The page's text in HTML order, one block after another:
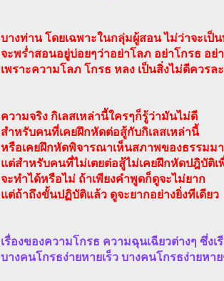
บางท่าน โดยเฉพาะในกลุ่มผู้สอน ไม่ว่าจะเป็
จะพร่ำสอนอยู่บ่อยๆว่าอย่าโลภ อย่าโกรธ อย่
เพราะความโลภ โกรธ หลง เป็นสิ่งไม่ดีควรล
ความจริง กิเลสเหล่านี้ใครๆก็รู้ว่ามันไม่ดี
สำหรับคนที่เคยฝึกหัดต่อสู้กับกิเลสเหล่านี้
หรือเคยฝึกหัดพิจารณาเห็นสภาพของธรรมม
แต่สำหรับคนที่ไม่เตยต่อสู้ไม่เคยฝึกหัดปฎิบัติ
จะทำได้หรือไม่ ถ้าเพียงคำพูดก็ดูจะไม่ยาก
แต่ถ้าถึงขั้นปฏิบัติแล้ว ดูจะยากอย่างยิ่งทีเดียว
เรื่องของความโกรธ ความฉุนเฉียวต่างๆ ซึ่ง
บางคนโกรธง่ายหายเร็ว บางคนโกรธง่ายหา